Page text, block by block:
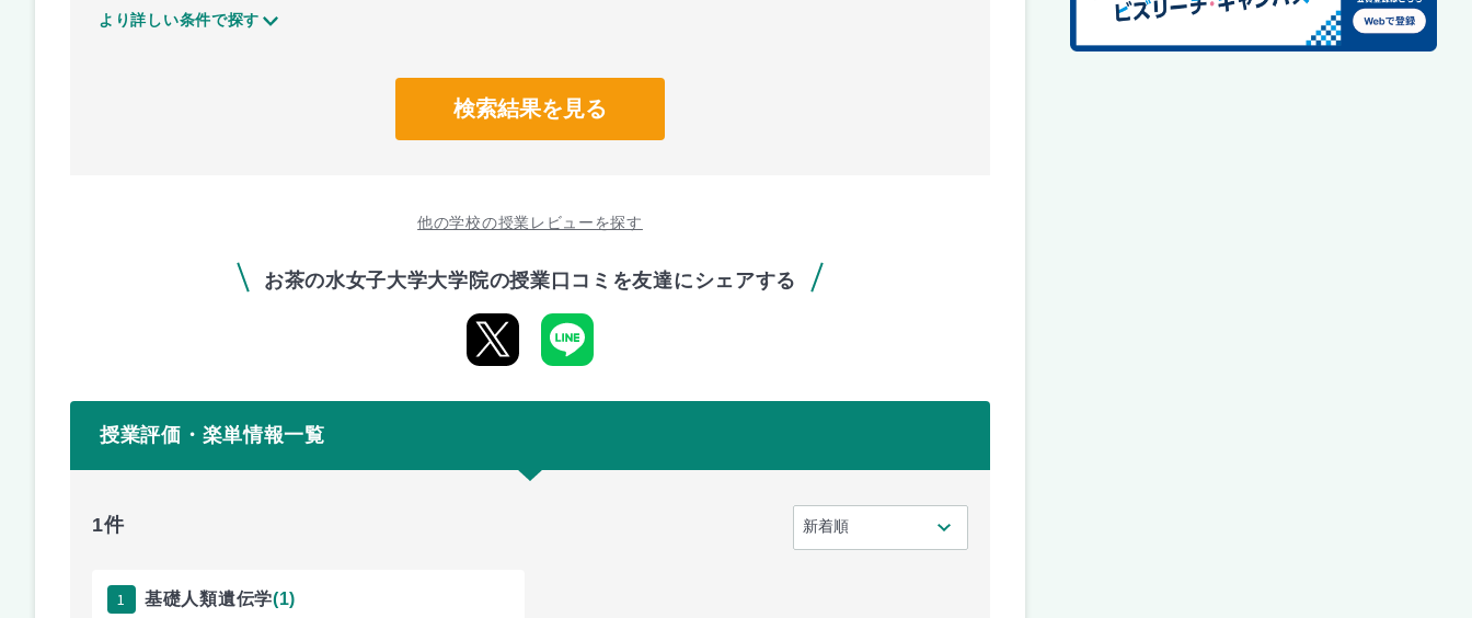
より詳しい条件で探す
検索結果を見る
他の学校の授業レビューを探す
お茶の水女子大学大学院の授業口コミを友達にシェアする
授業評価・楽単情報一覧
1件
1 基礎人類遺伝学(1)